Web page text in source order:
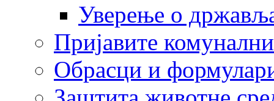
Уверење о
Пријавите
Обрасци и